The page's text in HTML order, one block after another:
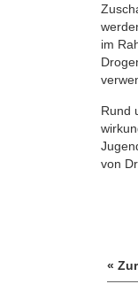
im
Rund
von
«